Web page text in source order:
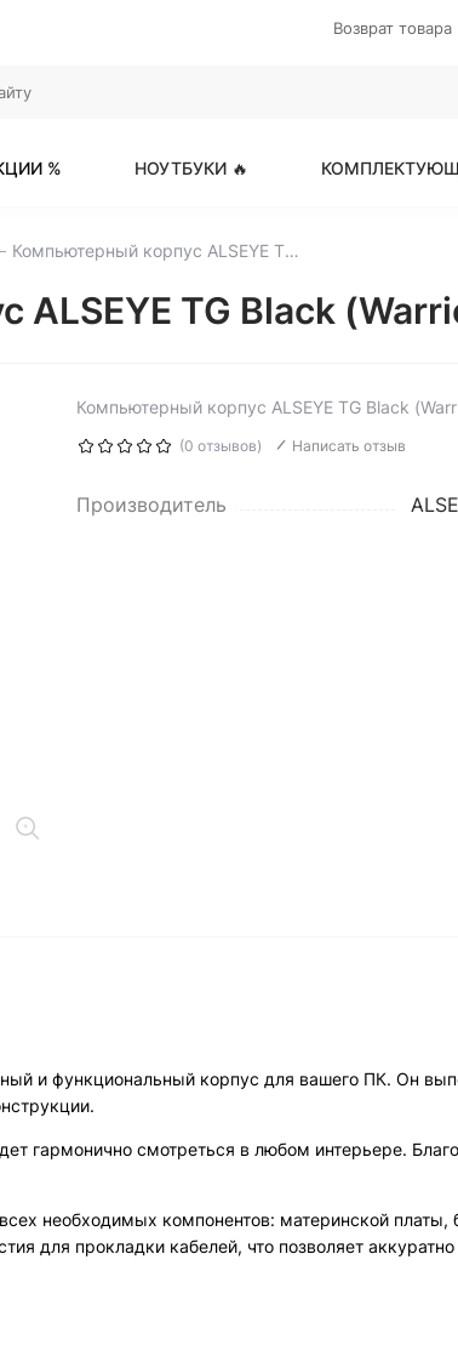
Возврат товара
% НОУТБУКИ 🔥
Компьютерный корпус ALSEYE TG Black (Warrior-B)
TG Black
Компьютерный корпус ALSEYE TG Black
(0 отзывов) Написать отзыв
Производитель
и функциональный корпус для вашего ПК. Он
гармонично смотреться в любом интерьере.
необходимых компонентов: материнской платы,
для прокладки кабелей, что позволяет аккуратно